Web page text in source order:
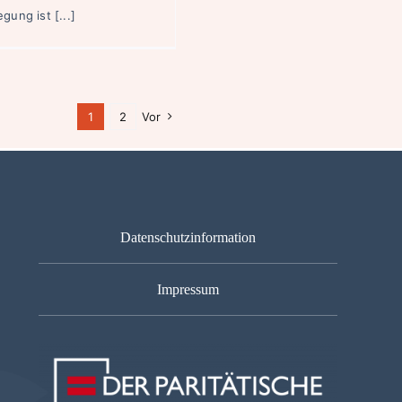
ist [...]
1 2 Vor
Datenschutzinformation
Impressum